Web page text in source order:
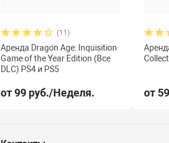
(11)
Аренда Dragon Age: Inquisition
Game of the Year Edition (Все
DLC) PS4 и PS5
от 99 руб./Неделя. от